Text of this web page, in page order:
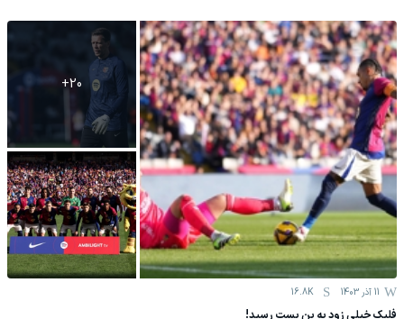
+20
11 آذر 1403 16.8K
فلیک خیلی زود به بن بست رسید!